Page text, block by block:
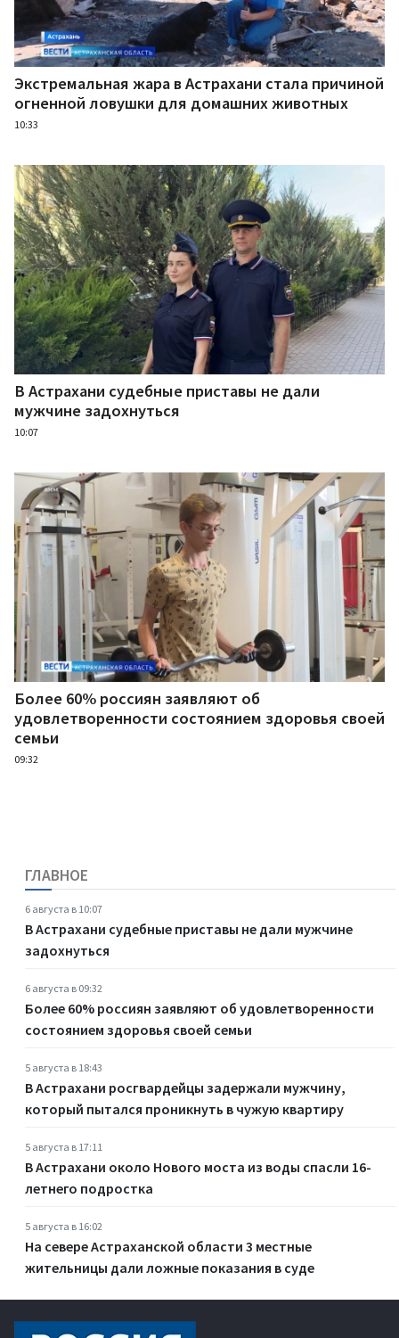
Экстремальная жара в Астрахани стала причиной
огненной ловушки для домашних животных
10:33
В Астрахани судебные приставы не дали
мужчине задохнуться
10:07
Более 60% россиян заявляют об
удовлетворенности состоянием здоровья своей
семьи
09:32
ГЛАВНОЕ
6 августа в 10:07
В Астрахани судебные приставы не дали мужчине
задохнуться
6 августа в 09:32
Более 60% россиян заявляют об удовлетворенности
состоянием здоровья своей семьи
5 августа в 18:43
В Астрахани росгвардейцы задержали мужчину,
который пытался проникнуть в чужую квартиру
5 августа в 17:11
В Астрахани около Нового моста из воды спасли 16-
летнего подростка
5 августа в 16:02
На севере Астраханской области 3 местные
жительницы дали ложные показания в суде